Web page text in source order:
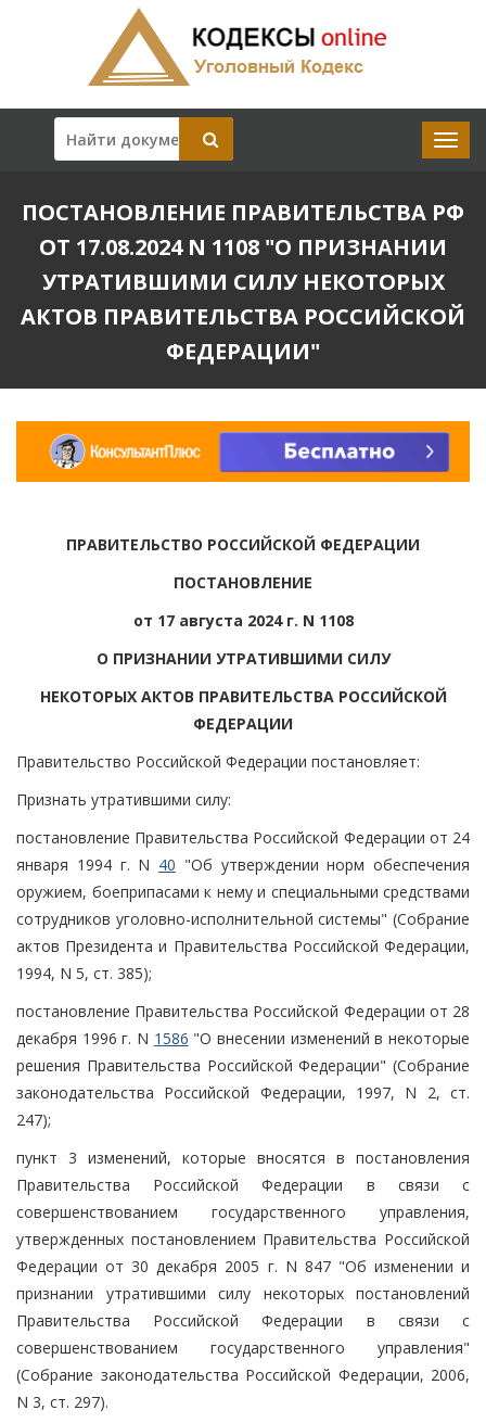
ПОСТАНОВЛЕНИЕ ПРАВИТЕЛЬСТВА РФ
ОТ 17.08.2024 N 1108 "О ПРИЗНАНИИ
УТРАТИВШИМИ СИЛУ НЕКОТОРЫХ
АКТОВ ПРАВИТЕЛЬСТВА РОССИЙСКОЙ
ФЕДЕРАЦИИ"
ПРАВИТЕЛЬСТВО РОССИЙСКОЙ ФЕДЕРАЦИИ
ПОСТАНОВЛЕНИЕ
от 17 августа 2024 г. N 1108
О ПРИЗНАНИИ УТРАТИВШИМИ СИЛУ
НЕКОТОРЫХ АКТОВ ПРАВИТЕЛЬСТВА РОССИЙСКОЙ
ФЕДЕРАЦИИ
Правительство Российской Федерации постановляет:
Признать утратившими силу:
постановление Правительства Российской Федерации от 24
января 1994 г. N 40 "Об утверждении норм обеспечения
оружием, боеприпасами к нему и специальными средствами
сотрудников уголовно-исполнительной системы" (Собрание
актов Президента и Правительства Российской Федерации,
1994, N 5, ст. 385);
постановление Правительства Российской Федерации от 28
декабря 1996 г. N 1586 "О внесении изменений в некоторые
решения Правительства Российской Федерации" (Собрание
законодательства Российской Федерации, 1997, N 2, ст.
247);
пункт 3 изменений, которые вносятся в постановления
Правительства Российской Федерации в связи с
совершенствованием государственного управления,
утвержденных постановлением Правительства Российской
Федерации от 30 декабря 2005 г. N 847 "Об изменении и
признании утратившими силу некоторых постановлений
Правительства Российской Федерации в связи с
совершенствованием государственного управления"
(Собрание законодательства Российской Федерации, 2006,
N 3, ст. 297).